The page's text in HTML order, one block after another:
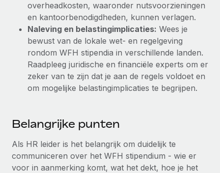
overheadkosten, waaronder nutsvoorzieningen
en kantoorbenodigdheden, kunnen verlagen.
Naleving en belastingimplicaties: Wees je
bewust van de lokale wet- en regelgeving
rondom WFH stipendia in verschillende landen.
Raadpleeg juridische en financiële experts om er
zeker van te zijn dat je aan de regels voldoet en
om mogelijke belastingimplicaties te begrijpen.
Belangrijke punten
Als HR leider is het belangrijk om duidelijk te
communiceren over het WFH stipendium - wie er
voor in aanmerking komt, wat het dekt, hoe je het